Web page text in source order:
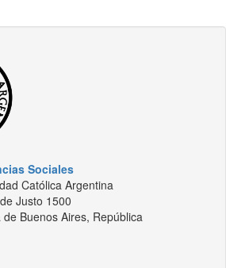
Sociales
Católica Argentina
Justo 1500
Buenos Aires, República